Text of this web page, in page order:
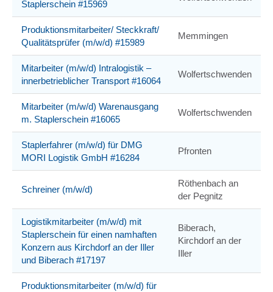
Staplerschein #15969
Produktionsmitarbeiter/ Steckkraft/
Qualitätsprüfer (m/w/d) #15989
Memmingen
Mitarbeiter (m/w/d) Intralogistik –
innerbetrieblicher Transport #16064
Wolfertschwenden
Mitarbeiter (m/w/d) Warenausgang
m. Staplerschein #16065
Wolfertschwenden
Staplerfahrer (m/w/d) für DMG
MORI Logistik GmbH #16284
Pfronten
Schreiner (m/w/d)
Röthenbach an
der Pegnitz
Logistikmitarbeiter (m/w/d) mit
Staplerschein für einen namhaften
Konzern aus Kirchdorf an der Iller
und Biberach #17197
Biberach,
Kirchdorf an der
Iller
Produktionsmitarbeiter (m/w/d) für